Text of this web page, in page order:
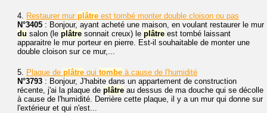
4. Restaurer mur plâtre est tombé monter double cloison ou pas
N°3405 : Bonjour, ayant acheté une maison, en voulant restaurer le mur
du salon (le plâtre sonnait creux) le plâtre est tombé laissant
apparaitre le mur porteur en pierre. Est-il souhaitable de monter une
double cloison sur ce mur,...
5. Plaque de plâtre qui tombe à cause de l'humidité
N°3793 : Bonjour, J'habite dans un appartement de construction
récente, j'ai la plaque de plâtre au dessus de ma douche qui se décolle
à cause de l'humidité. Derrière cette plaque, il y a un mur qui donne sur
l'extérieur et qui n'est...